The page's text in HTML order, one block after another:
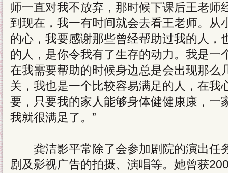
师一直对我不放弃，那时候下课后王老师
到现在，我一有时间就会去看王老师。从
的心，我要感谢那些曾经帮助过我的人，
的人，是你令我有了生存的动力。我是一
在我需要帮助的时候身边总是会出现那么
关，我也是一个比较容易满足的人，在我
要，只要我的家人能够身体健健康康，一
我就很满足了。”
龚洁影平常除了会参加剧院的演出任
剧及影视广告的拍摄、演唱等。她曾获